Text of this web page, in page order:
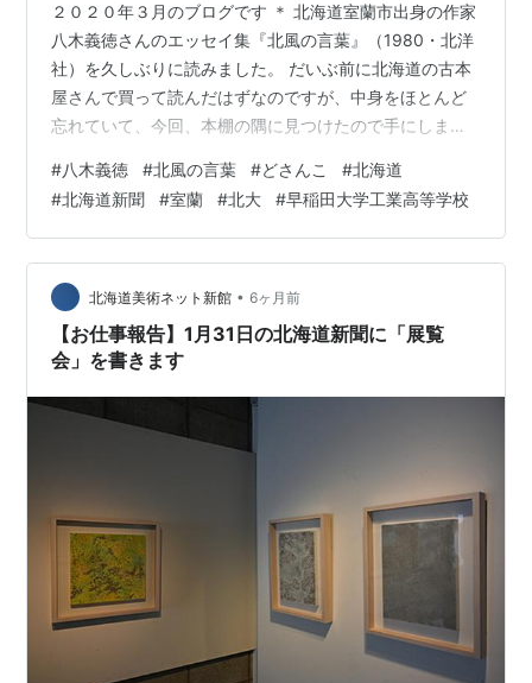
２０２０年３月のブログです ＊ 北海道室蘭市出身の作家
八木義徳さんのエッセイ集『北風の言葉』（1980・北洋
社）を久しぶりに読みました。 だいぶ前に北海道の古本
屋さんで買って読んだはずなのですが、中身をほとんど
忘れていて、今回、本棚の隅に見つけたので手にしまし
か、読んでいて心地よくなる本です。 北海道を旅した紀
行文や随筆、そして、文学的自伝からなりますが、じー
じはこの文学的自伝に圧倒されました。 もともと、「北
海道新聞」に１９７１年に連載されたものらしいです
が、すごい迫力です（当時、じーじは高校生で旭川でう
ろうろしていたはずですが、当然、読ん…
#八木義徳 #北風の言葉 #どさんこ #北海道
#北海道新聞 #室蘭 #北大 #早稲田大学工業高等学校
北海道美術ネット新館 • 6ヶ月前
【お仕事報告】1月31日の北海道新聞に「展覧
会」を書きます